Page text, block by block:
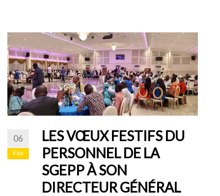
06
Fév
LES VŒUX FESTIFS DU
PERSONNEL DE LA
SGEPP À SON
DIRECTEUR GÉNÉRAL